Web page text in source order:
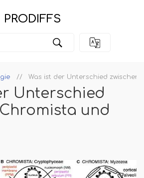
PRODIFFS
Was ist der Unterschied zwischen
Unterschied
und